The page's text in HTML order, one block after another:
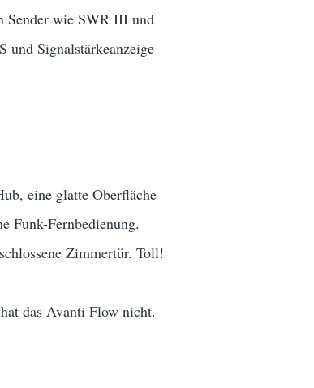
Sender wie SWR III und
und Signalstärkeanzeige
eine glatte Oberfläche
Funk-Fernbedienung.
Zimmertür. Toll!
das Avanti Flow nicht.